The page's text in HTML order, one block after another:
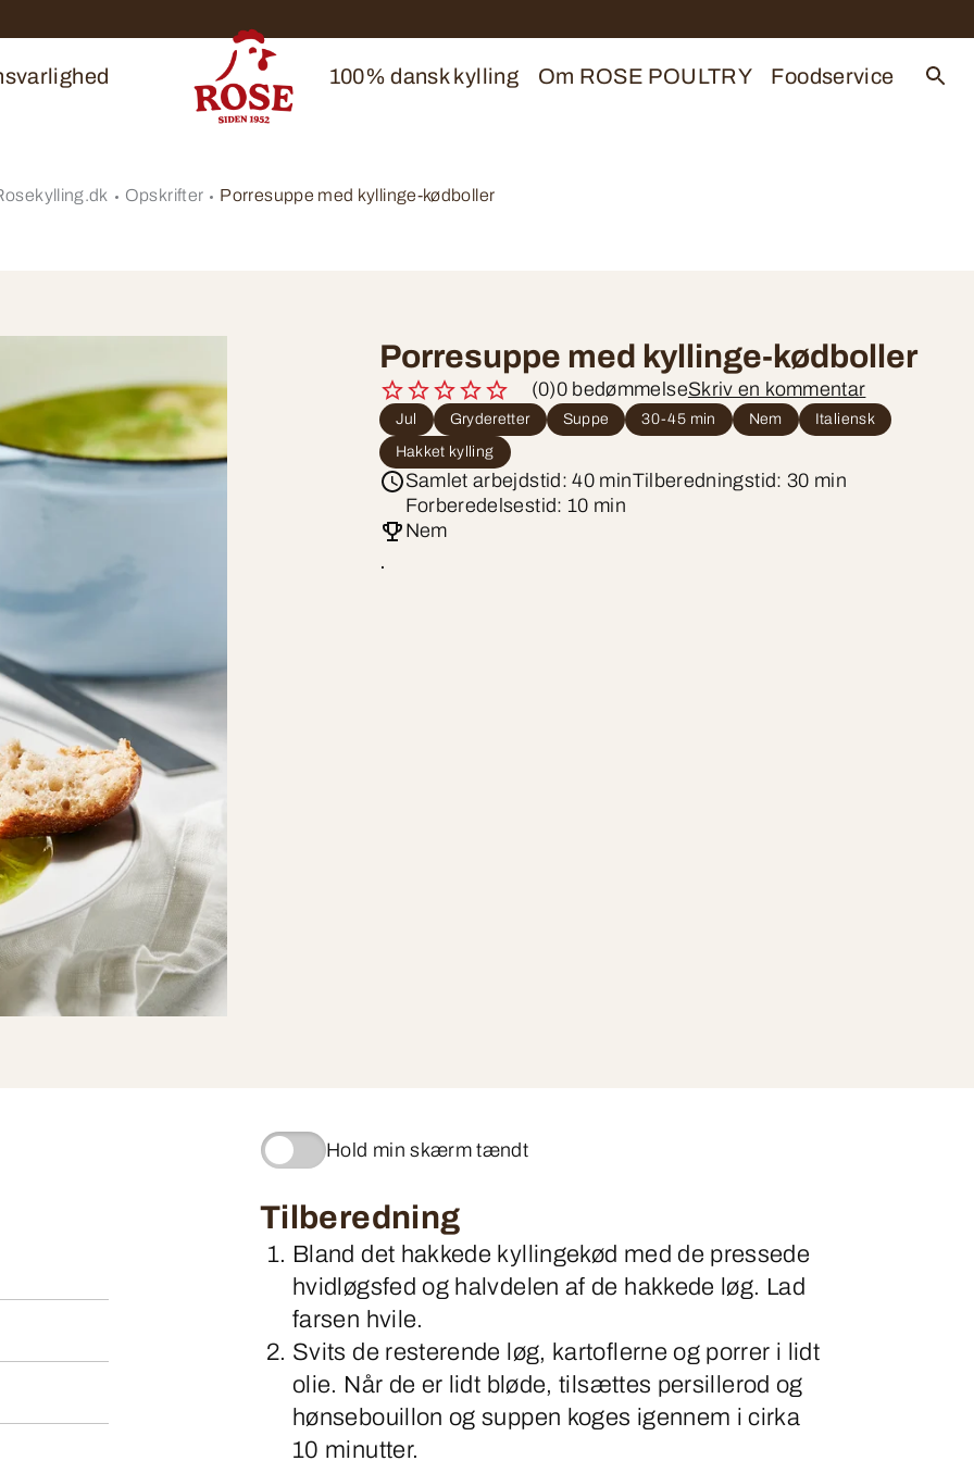
100% dansk kylling Om ROSE POULTRY Foodservice
Opskrifter Porresuppe med kyllinge-kødboller
Porresuppe med kyllinge-kødboller
(0)0 bedømmelseSkriv en kommentar
Jul Gryderetter Suppe 30-45 min Nem
Italiensk
Hakket kylling
Samlet arbejdstid: 40 minTilberedningstid: 30 min
Forberedelsestid: 10 min
Nem
.
Hold min skærm tændt
Tilberedning
Bland det hakkede kyllingekød med de pressede
hvidløgsfed og halvdelen af de hakkede løg. Lad
farsen hvile.
Svits de resterende løg, kartoflerne og porrer i lidt
olie. Når de er lidt bløde, tilsættes persillerod og
hønsebouillon og suppen koges igennem i cirka
10 minutter.